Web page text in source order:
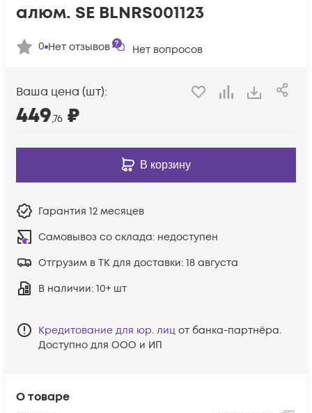
О товаре
алюм. SE BLNRS001123
0 Нет отзывов Нет вопросов
Ваша цена (шт):
449,76 ₽
В корзину
Гарантия 12 месяцев
Самовывоз со склада: недоступен
Отгрузим в ТК для доставки: 18 августа
В наличии: 10+ шт
Кредитование для юр. лиц от банка-партнёра.
Доступно для ООО и ИП